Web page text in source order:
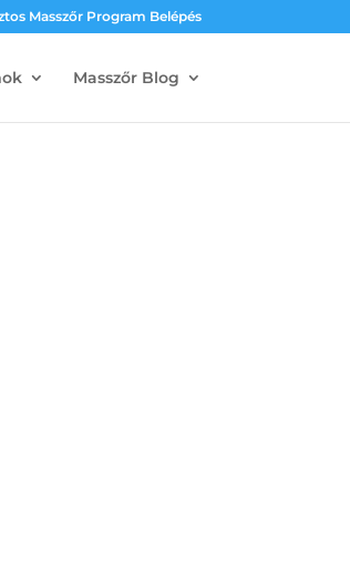
Masszőr Program Belépés
Masszőr Blog